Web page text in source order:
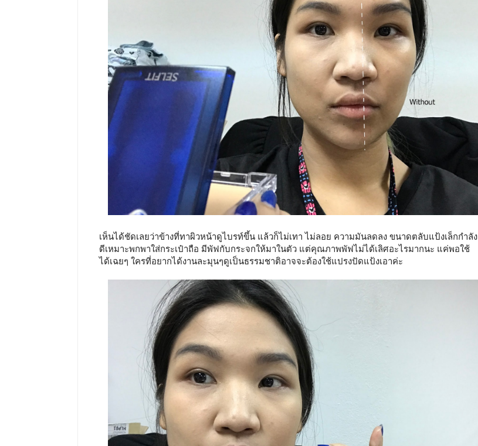
เห็นได้ชัดเลยว่าข้างที่ทาผิวหน้าดูไบรท์ขึ้น แล้วก็ไม่เทา ไม่ลอย ความมันลดลง ขนาดตลับแป้งเล็กกำลัง
ดีเหมาะพกพาใส่กระเป๋าถือ มีพัฟกับกระจกให้มาในตัว แต่คุณภาพพัฟไม่ได้เลิศอะไรมากนะ แค่พอใช้
ได้เฉยๆ ใครที่อยากได้งานละมุนๆดูเป็นธรรมชาติอาจจะต้องใช้แปรงปัดแป้งเอาค่ะ